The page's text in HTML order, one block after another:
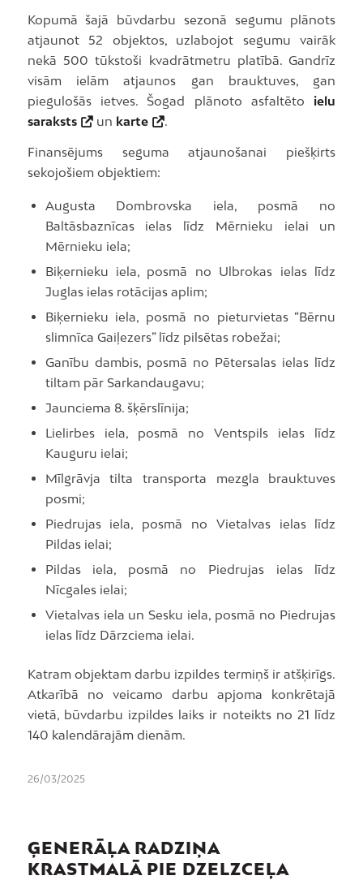
Kopumā šajā būvdarbu sezonā segumu plānots
atjaunot 52 objektos, uzlabojot segumu vairāk
nekā 500 tūkstoši kvadrātmetru platībā. Gandrīz
visām ielām atjaunos gan brauktuves, gan
piegulošās ietves. Šogad plānoto asfaltēto ielu
saraksts
un karte .
Finansējums seguma atjaunošanai piešķirts
sekojošiem objektiem:
Augusta Dombrovska iela, posmā no
Baltāsbaznīcas ielas līdz Mērnieku ielai un
Mērnieku iela;
Biķernieku iela, posmā no Ulbrokas ielas līdz
Juglas ielas rotācijas aplim;
Biķernieku iela, posmā no pieturvietas “Bērnu
slimnīca Gaiļezers” līdz pilsētas robežai;
Ganību dambis, posmā no Pētersalas ielas līdz
tiltam pār Sarkandaugavu;
Jaunciema 8. šķērslīnija;
Lielirbes iela, posmā no Ventspils ielas līdz
Kauguru ielai;
Mīlgrāvja tilta transporta mezgla brauktuves
posmi;
Piedrujas iela, posmā no Vietalvas ielas līdz
Pildas ielai;
Pildas iela, posmā no Piedrujas ielas līdz
Nīcgales ielai;
Vietalvas iela un Sesku iela, posmā no Piedrujas
ielas līdz Dārzciema ielai.
Katram objektam darbu izpildes termiņš ir atšķirīgs.
Atkarībā no veicamo darbu apjoma konkrētajā
vietā, būvdarbu izpildes laiks ir noteikts no 21 līdz
140 kalendārajām dienām.
26/03/2025
ĢENERĀĻA RADZIŅA
KRASTMALĀ PIE DZELZCEĻA